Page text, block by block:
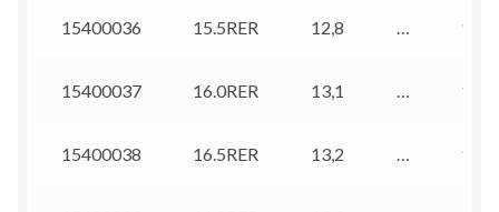
15400036 15.5RER 12,8 … 14,8
15400037 16.0RER 13,1 … 15,3
15400038 16.5RER 13,2 … 15,8